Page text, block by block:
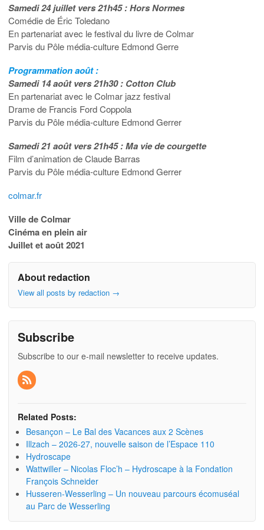
Samedi 24 juillet vers 21h45 : Hors Normes
Comédie de Éric Toledano
En partenariat avec le festival du livre de Colmar
Parvis du Pôle média-culture Edmond Gerre
Programmation août :
Samedi 14 août vers 21h30 : Cotton Club
En partenariat avec le Colmar jazz festival
Drame de Francis Ford Coppola
Parvis du Pôle média-culture Edmond Gerrer
Samedi 21 août vers 21h45 : Ma vie de courgette
Film d’animation de Claude Barras
Parvis du Pôle média-culture Edmond Gerrer
colmar.fr
Ville de Colmar
Cinéma en plein air
Juillet et août 2021
About redaction
View all posts by redaction →
Subscribe
Subscribe to our e-mail newsletter to receive updates.
Related Posts:
Besançon – Le Bal des Vacances aux 2 Scènes
Illzach – 2026-27, nouvelle saison de l’Espace 110
Hydroscape
Wattwiller – Nicolas Floc’h – Hydroscape à la Fondation
François Schneider
Husseren-Wesserling – Un nouveau parcours écomuséal
au Parc de Wesserling